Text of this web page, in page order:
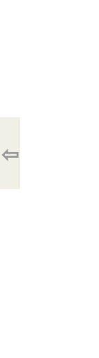
⇦